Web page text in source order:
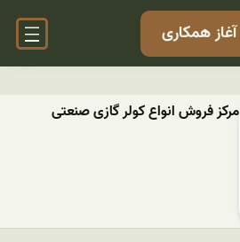
آغاز همکاری
مرکز فروش انواع کولر گازی صنعتی